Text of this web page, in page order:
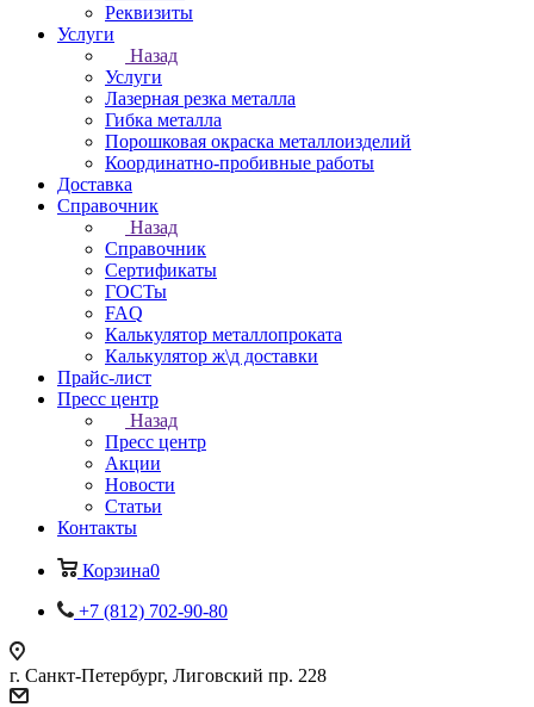
Реквизиты
Услуги
Назад
Услуги
Лазерная резка металла
Гибка металла
Порошковая окраска металлоизделий
Координатно-пробивные работы
Доставка
Справочник
Назад
Справочник
Сертификаты
ГОСТы
FAQ
Калькулятор металлопроката
Калькулятор ж\д доставки
Прайс-лист
Пресс центр
Назад
Пресс центр
Акции
Новости
Статьи
Контакты
Корзина0
+7 (812) 702-90-80
г. Санкт-Петербург, Лиговский пр. 228